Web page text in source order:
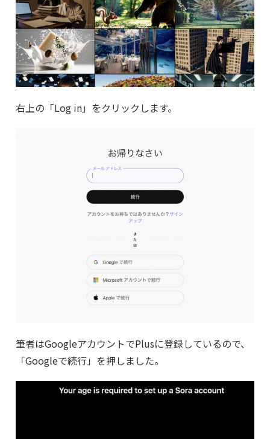
右上の「Log in」をクリックします。
筆者はGoogleアカウントでPlusに登録しているので、
「Googleで続行」を押しました。